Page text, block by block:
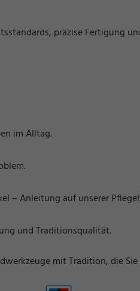
präzise Fertigung
im Alltag.
– Anleitung auf unserer
und Traditionsqualität.
mit Tradition, die